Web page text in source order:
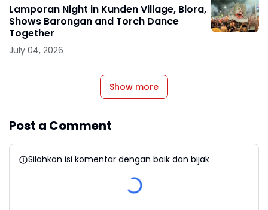
Lamporan Night in Kunden Village, Blora,
Shows Barongan and Torch Dance
Together
July 04, 2026
Show more
Post a Comment
Silahkan isi komentar dengan baik dan bijak